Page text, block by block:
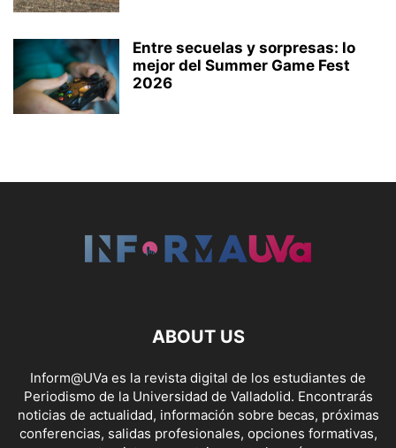
Entre secuelas y sorpresas: lo
mejor del Summer Game Fest
2026
ABOUT US
Inform@UVa es la revista digital de los estudiantes de
Periodismo de la Universidad de Valladolid. Encontrarás
noticias de actualidad, información sobre becas, próximas
conferencias, salidas profesionales, opciones formativas,